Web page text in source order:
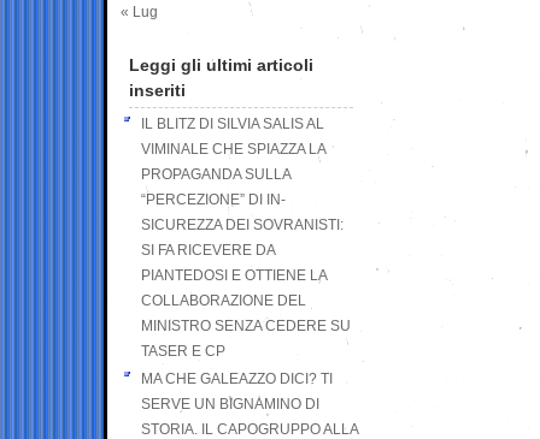
« Lug
Leggi gli ultimi articoli
inseriti
IL BLITZ DI SILVIA SALIS AL
VIMINALE CHE SPIAZZA LA
PROPAGANDA SULLA
“PERCEZIONE” DI IN-
SICUREZZA DEI SOVRANISTI:
SI FA RICEVERE DA
PIANTEDOSI E OTTIENE LA
COLLABORAZIONE DEL
MINISTRO SENZA CEDERE SU
TASER E CP
MA CHE GALEAZZO DICI? TI
SERVE UN BIGNAMINO DI
STORIA. IL CAPOGRUPPO ALLA